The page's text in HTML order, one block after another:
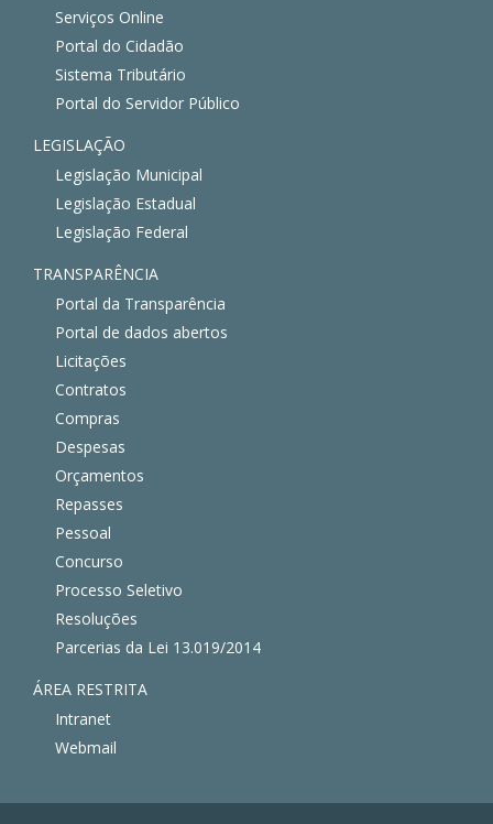
Serviços Online
Portal do Cidadão
Sistema Tributário
Portal do Servidor Público
LEGISLAÇÃO
Legislação Municipal
Legislação Estadual
Legislação Federal
TRANSPARÊNCIA
Portal da Transparência
Portal de dados abertos
Licitações
Contratos
Compras
Despesas
Orçamentos
Repasses
Pessoal
Concurso
Processo Seletivo
Resoluções
Parcerias da Lei 13.019/2014
ÁREA RESTRITA
Intranet
Webmail